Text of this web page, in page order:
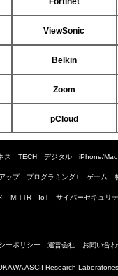
ViewSonic
Belkin
Zoom
pCloud
ス TECH デジタル iPhone/Mac
ップ プログラミング+ ゲーム
MITTR IoT サイバーセキュリ
ーポリシー 運営会社 お問い合
ASCII Research